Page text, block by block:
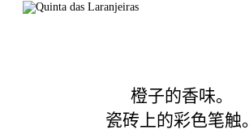
橙子的香味。
瓷砖上的彩色笔触。